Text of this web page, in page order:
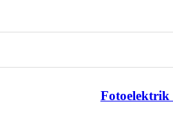
Fotoelektrik